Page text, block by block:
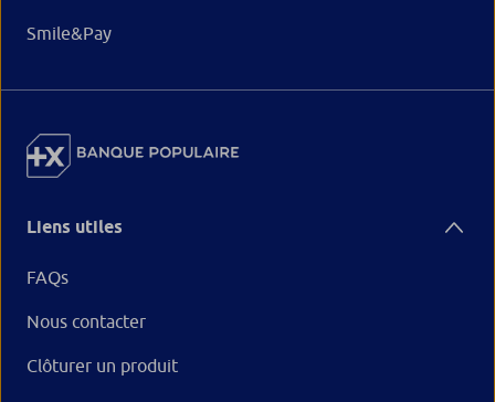
Smile&Pay
Liens utiles
FAQs
Nous contacter
Clôturer un produit